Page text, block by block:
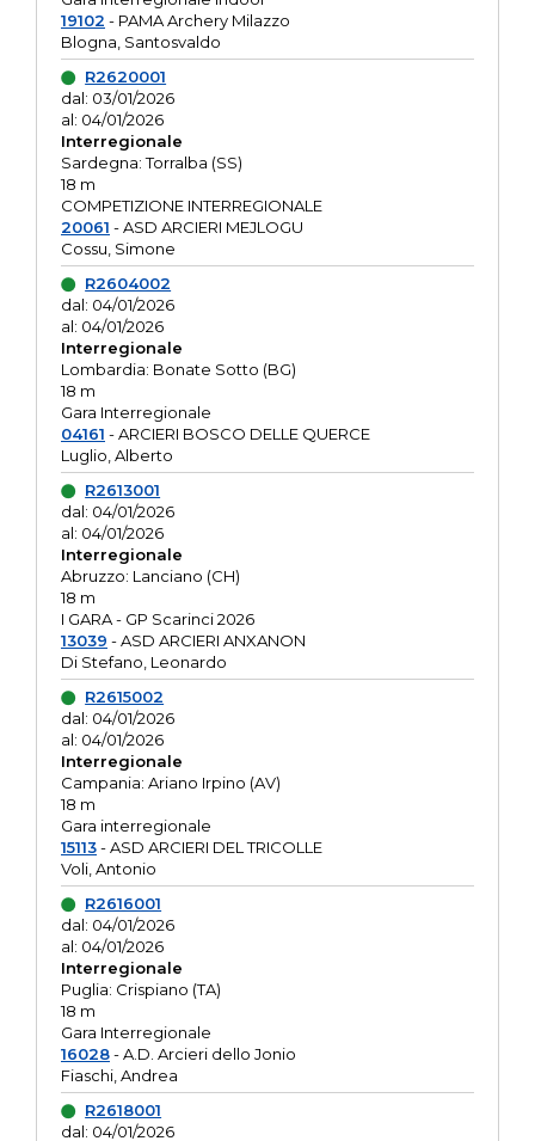
19102 - PAMA Archery Milazzo
Blogna, Santosvaldo
R2620001
dal: 03/01/2026
al: 04/01/2026
Interregionale
Sardegna: Torralba (SS)
18 m
COMPETIZIONE INTERREGIONALE
20061 - ASD ARCIERI MEJLOGU
Cossu, Simone
R2604002
dal: 04/01/2026
al: 04/01/2026
Interregionale
Lombardia: Bonate Sotto (BG)
18 m
Gara Interregionale
04161 - ARCIERI BOSCO DELLE QUERCE
Luglio, Alberto
R2613001
dal: 04/01/2026
al: 04/01/2026
Interregionale
Abruzzo: Lanciano (CH)
18 m
I GARA - GP Scarinci 2026
13039 - ASD ARCIERI ANXANON
Di Stefano, Leonardo
R2615002
dal: 04/01/2026
al: 04/01/2026
Interregionale
Campania: Ariano Irpino (AV)
18 m
Gara interregionale
15113- ASD ARCIERI DEL TRICOLLE
Voli, Antonio
R2616001
dal: 04/01/2026
al: 04/01/2026
Interregionale
Puglia: Crispiano (TA)
18 m
Gara Interregionale
16028- A.D. Arcieri dello Jonio
Fiaschi, Andrea
R2618001
dal: 04/01/2026